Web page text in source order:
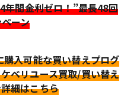
年間金利ゼロ！”最長48回
ーン
入可能な買い替えプログ
ベリユース買取/買い替え
細はこちら